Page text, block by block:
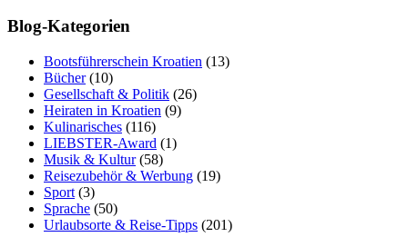
Blog-Kategorien
Bootsführerschein Kroatien (13)
Bücher(10)
Gesellschaft & Politik (26)
Heiraten in Kroatien (9)
Kulinarisches (116)
LIEBSTER-Award (1)
Musik & Kultur(58)
Reisezubehör & Werbung (19)
Sport (3)
Sprache (50)
Urlaubsorte & Reise-Tipps (201)